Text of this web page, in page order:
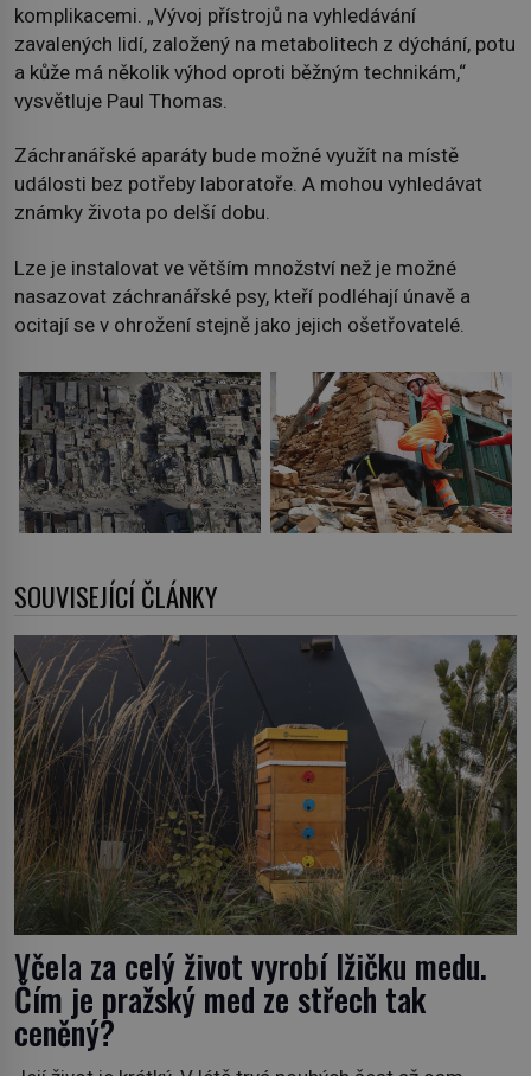
komplikacemi. „Vývoj přístrojů na vyhledávání
zavalených lidí, založený na metabolitech z dýchání, potu
a kůže má několik výhod oproti běžným technikám,“
vysvětluje Paul Thomas.
Záchranářské aparáty bude možné využít na místě
události bez potřeby laboratoře. A mohou vyhledávat
známky života po delší dobu.
Lze je instalovat ve větším množství než je možné
nasazovat záchranářské psy, kteří podléhají únavě a
ocitají se v ohrožení stejně jako jejich ošetřovatelé.
SOUVISEJÍCÍ ČLÁNKY
Včela za celý život vyrobí lžičku medu.
Čím je pražský med ze střech tak
ceněný?